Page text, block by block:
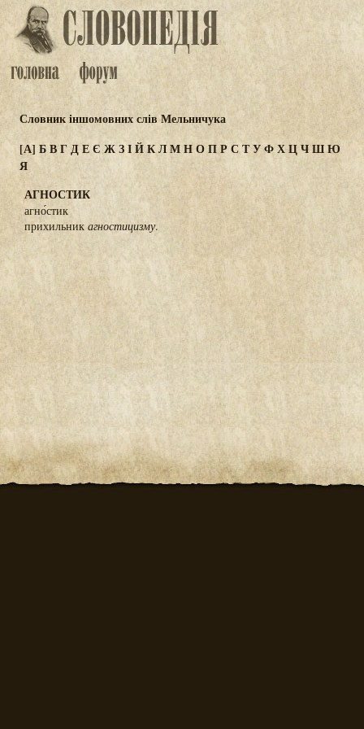
Словник іншомовних слів Мельничука
[А] БВГДЕЄ ЖЗІЙКЛМНОПРСТУФХЦЧШЮ
Я
АГНОСТИК
агно́стик
прихильник агностицизму.